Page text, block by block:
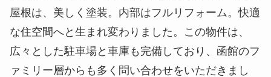
屋根は、美しく塗装。内部はフルリフォーム。快適
な住空間へと生まれ変わりました。この物件は、
広々とした駐車場と車庫も完備しており、函館のフ
ァミリー層からも多く問い合わせをいただきまし